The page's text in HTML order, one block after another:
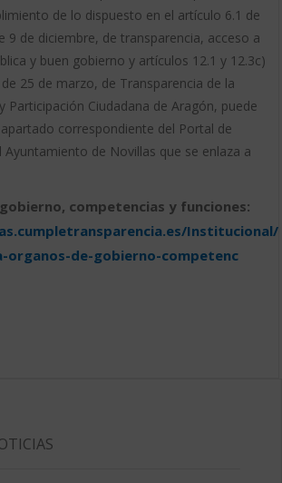
de lo dispuesto en el artículo 6.1 de
9 de diciembre, de transparencia, acceso a
y buen gobierno y artículos 12.1 y 12.3c)
25 de marzo, de Transparencia de la
Participación Ciudadana de Aragón, puede
correspondiente del Portal de
Ayuntamiento de Novillas que se enlaza a
competencias y funciones:
organos-de-gobierno-competenc